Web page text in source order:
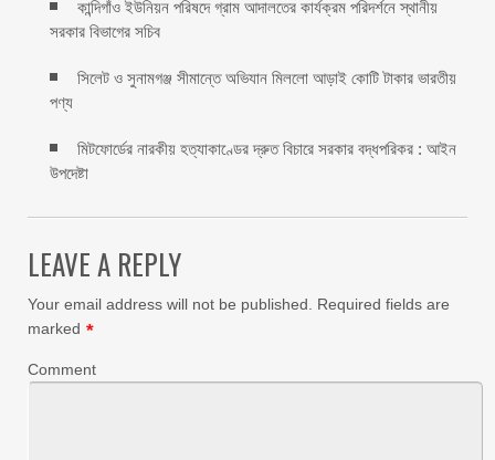
কান্দিগাঁও ইউনিয়ন পরিষদে গ্রাম আদালতের কার্যক্রম পরিদর্শনে স্থানীয়
সরকার বিভাগের সচিব ‎
সিলেট ও সুনামগঞ্জ সীমান্তে অভিযান মিললো আড়াই কোটি টাকার ভারতীয়
পণ্য
মিটফোর্ডের নারকীয় হত্যাকাণ্ডের দ্রুত বিচারে সরকার বদ্ধপরিকর : আইন
উপদেষ্টা
LEAVE A REPLY
Your email address will not be published.
Required fields are
marked *
Comment